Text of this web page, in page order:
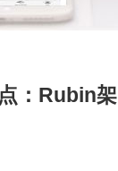
：Rubin架